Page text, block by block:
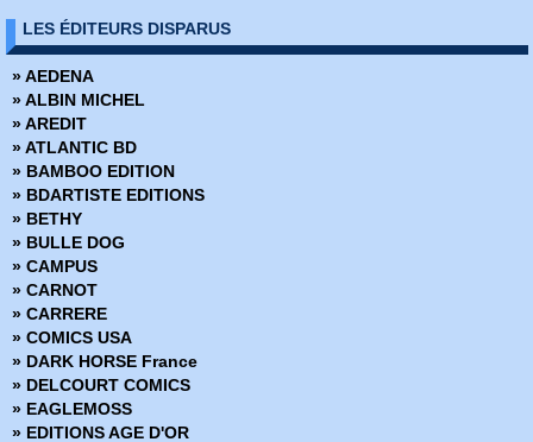
» DC Cult
» DC Deluxe
» DC Heroes
» DC Icons
» DC Omnibus
Deadpool Versus
» Dynamite
» Edition limitée
» Edition Prestige
» Encyclopédies Marvel
» Ere de Conan
» Fringe
» Green Hornet
» Hors Collections
» Iron-man - Les Aventures
» La planéte des singes
» Le printemps des Comics
LES ÉDITEURS DISPARUS
» AEDENA
» ALBIN MICHEL
» AREDIT
» ATLANTIC BD
» BAMBOO EDITION
» BDARTISTE EDITIONS
» BETHY
» BULLE DOG
» CAMPUS
» CARNOT
» CARRERE
» COMICS USA
» DARK HORSE France
» DELCOURT COMICS
» EAGLEMOSS
» EDITIONS AGE D'OR